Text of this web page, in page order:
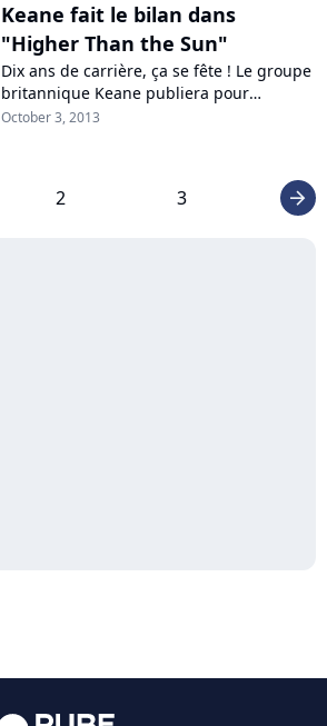
Keane fait le bilan dans
"Higher Than the Sun"
Dix ans de carrière, ça se fête ! Le groupe
britannique Keane publiera pour
l'occasion son premier best of le 11
October 3, 2013
2 3 arrow_right